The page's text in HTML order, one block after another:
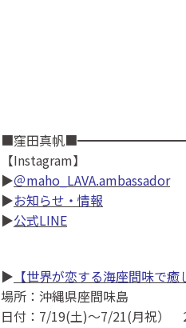
■窪田真帆
【Instagram】
▶＠maho_LAVA.ambassador
▶お知らせ・情報
▶公式LINE
▶ 【世界が恋する海座間味で
場所：沖縄県座間味島
日付：7/19(土)〜7/21(月祝）